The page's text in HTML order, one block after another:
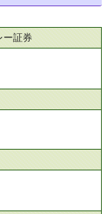
ー証券